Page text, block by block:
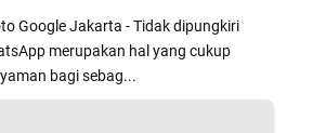
Google Jakarta - Tidak dipungkiri
merupakan hal yang cukup
bagi sebag...